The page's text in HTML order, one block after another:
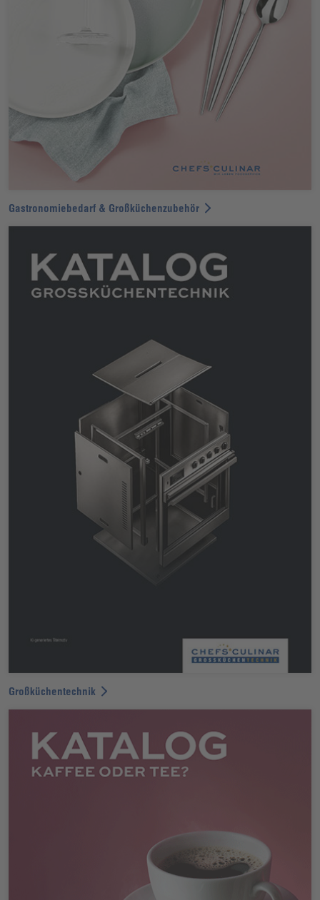
Gastronomiebedarf & Großküchenzubehör
Großküchentechnik